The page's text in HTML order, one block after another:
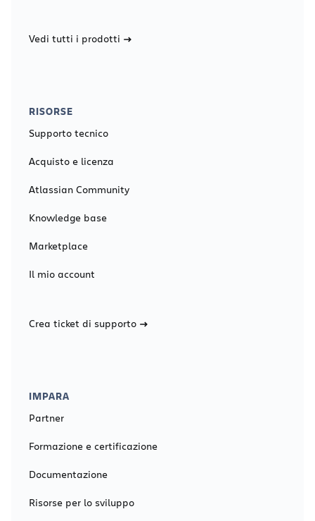
Vedi tutti i prodotti
RISORSE
Supporto tecnico
Acquisto e licenza
Atlassian Community
Knowledge base
Marketplace
Il mio account
Crea ticket di supporto
IMPARA
Partner
Formazione e certificazione
Documentazione
Risorse per lo sviluppo